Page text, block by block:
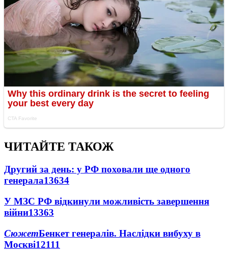
ЧИТАЙТЕ ТАКОЖ
Другий за день: у РФ поховали ще одного
генерала13634
У МЗС РФ відкинули можливість завершення
війни13363
СюжетБенкет генералів. Наслідки вибуху в
Москві12111